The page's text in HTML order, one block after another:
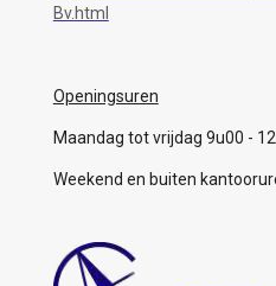
Bv.html
Openingsuren
Maandag tot vrijdag 9u00 -
Weekend en buiten